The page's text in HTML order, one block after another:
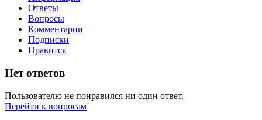
Ответы
Вопросы
Комментарии
Подписки
Нравится
Нет ответов
Пользователю не понравился ни один ответ.
Перейти к вопросам